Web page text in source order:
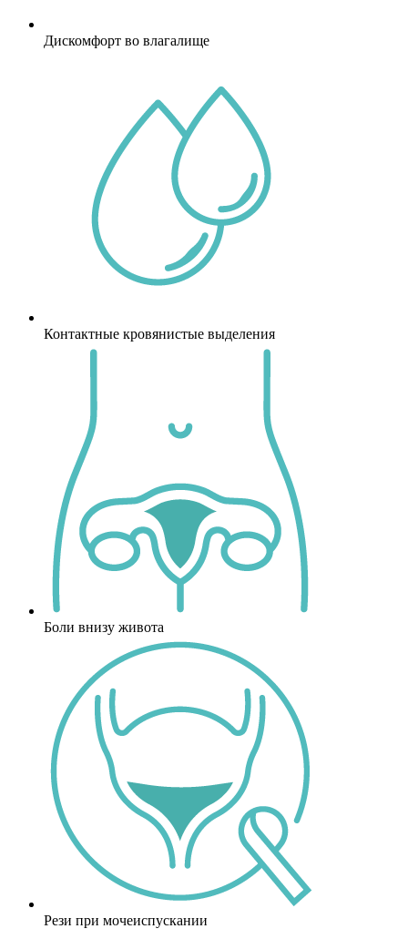
Дискомфорт во влагалище
Контактные кровянистые выделения
Боли внизу живота
Рези при мочеиспускании